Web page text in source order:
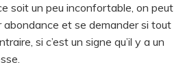
soit un peu inconfortable, on peut
abondance et se demander si tout
si c’est un signe qu’il y a un